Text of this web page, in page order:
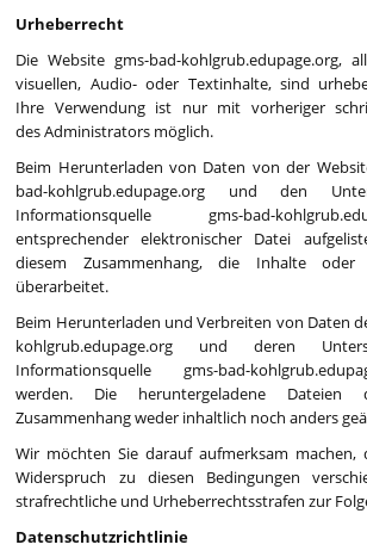
Urheberrecht
Die Website gms-bad-kohlgrub.edupage.org,
visuellen, Audio- oder Textinhalte, sind
Ihre Verwendung ist nur mit vorheriger
des Administrators möglich.
Beim Herunterladen von Daten von der
bad-kohlgrub.edupage.org und den
Informationsquelle gms-bad-
entsprechender elektronischer Datei
diesem Zusammenhang, die Inhalte
überarbeitet.
Beim Herunterladen und Verbreiten von Daten
kohlgrub.edupage.org und deren
Informationsquelle gms-bad-
werden. Die heruntergeladene
Zusammenhang weder inhaltlich noch anders
Wir möchten Sie darauf aufmerksam machen,
Widerspruch zu diesen Bedingungen
strafrechtliche und Urheberrechtsstrafen zur
Datenschutzrichtlinie